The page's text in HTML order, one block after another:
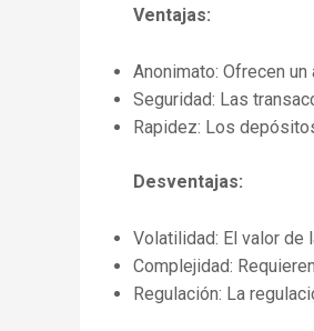
Ventajas:
Anonimato: Ofrecen
Seguridad: Las
Rapidez: Los
Desventajas:
Volatilidad: El valor de
Complejidad:
Regulación: La